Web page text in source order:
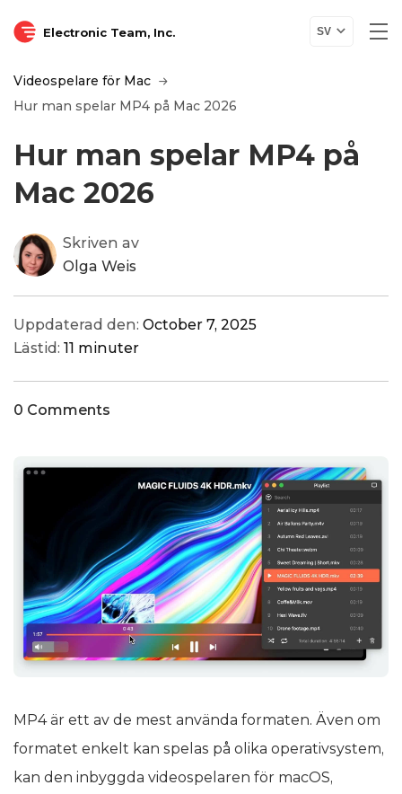
Electronic Team, Inc. SV
Videospelare för Mac
Hur man spelar MP4 på Mac 2026
Hur man spelar MP4 på
Mac 2026
Skriven av
Olga Weis
Uppdaterad den: October 7, 2025
Lästid: 11 minuter
0 Comments
MP4 är ett av de mest använda formaten. Även om
formatet enkelt kan spelas på olika operativsystem,
kan den inbyggda videospelaren för macOS,